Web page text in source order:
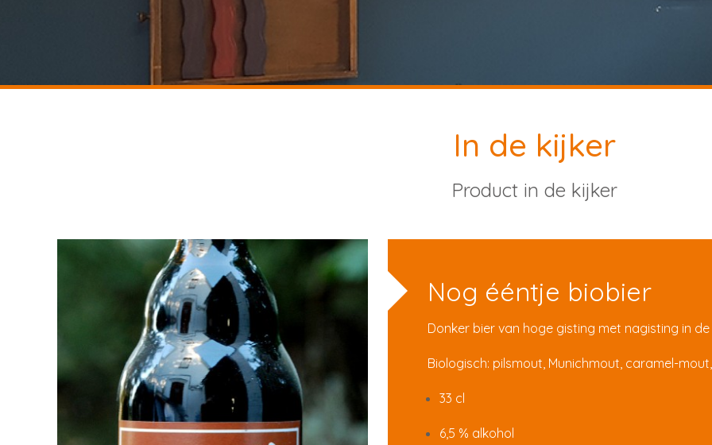
In de kijker
Product in de kijker
Nog ééntje biobier
Donker bier van hoge gisting met nagisting in
Biologisch: pilsmout, Munichmout, caramel-
33 cl
6,5 % alkohol